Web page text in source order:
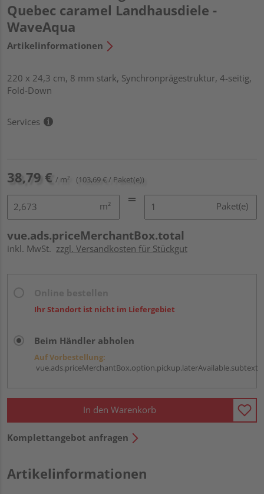
Quebec caramel Landhausdiele -
WaveAqua
Artikelinformationen
220 x 24,3 cm, 8 mm stark, Synchronprägestruktur, 4-seitig,
Fold-Down
Services
38,79 € / m² (103,69 € / Paket(e))
m² Paket(e)
vue.ads.priceMerchantBox.total
inkl. MwSt. zzgl. Versandkosten für Stückgut
Ihr Standort ist nicht im Liefergebiet
Beim Händler abholen
Auf Vorbestellung:
vue.ads.priceMerchantBox.option.pickup.laterAvailable.subtext
In den Warenkorb
Komplettangebot anfragen
Artikelinformationen